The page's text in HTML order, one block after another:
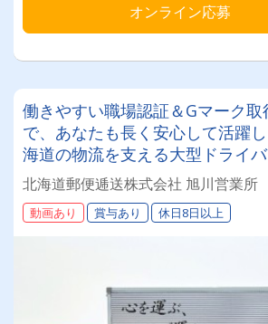
オンライン応募
働きやすい職場認証＆Gマーク
で、あなたも長く安心して活躍
海道の物流を支える大型ドライ
迎◎残業月平均8～9時間◎賞与年
績：計4.05ヶ月分）◎カゴ台車メ
北海道郵便逓送株式会社 旭川営業所
動画あり 賞与あり 休日8日以上